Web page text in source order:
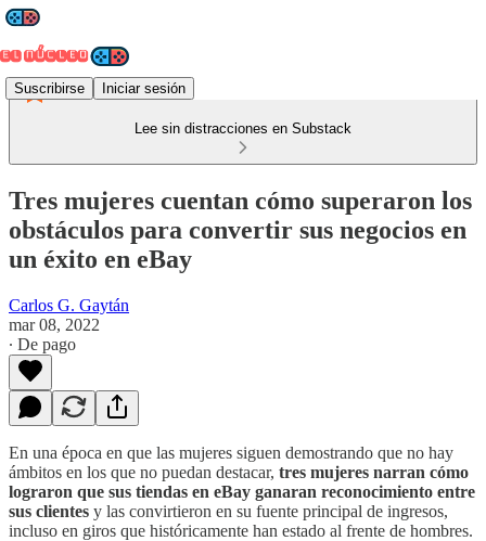
Suscribirse Iniciar sesión
Lee sin distracciones en Substack
Tres mujeres cuentan cómo superaron los
obstáculos para convertir sus negocios en
un éxito en eBay
Carlos G. Gaytán
mar 08, 2022
∙ De pago
En una época en que las mujeres siguen demostrando que no hay
ámbitos en los que no puedan destacar, tres mujeres narran cómo
lograron que sus tiendas en eBay ganaran reconocimiento entre
sus clientes y las convirtieron en su fuente principal de ingresos,
incluso en giros que históricamente han estado al frente de hombres.